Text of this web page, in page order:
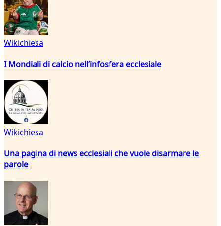
Wikichiesa
I Mondiali di calcio nell’infosfera ecclesiale
Wikichiesa
Una pagina di news ecclesiali che vuole disarmare le
parole